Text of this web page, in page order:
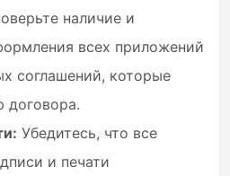
наличие и
всех приложений
соглашений, которые
договора.
Убедитесь, что все
и печати